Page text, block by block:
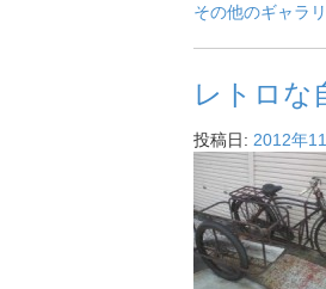
その他のギャラ
レトロな
投稿日: 2012年